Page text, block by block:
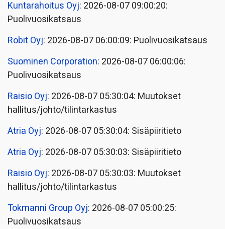
Kuntarahoitus Oyj: 2026-08-07 09:00:20:
Puolivuosikatsaus
Robit Oyj: 2026-08-07 06:00:09: Puolivuosikatsaus
Suominen Corporation: 2026-08-07 06:00:06:
Puolivuosikatsaus
Raisio Oyj: 2026-08-07 05:30:04: Muutokset
hallitus/johto/tilintarkastus
Atria Oyj: 2026-08-07 05:30:04: Sisäpiiritieto
Atria Oyj: 2026-08-07 05:30:03: Sisäpiiritieto
Raisio Oyj: 2026-08-07 05:30:03: Muutokset
hallitus/johto/tilintarkastus
Tokmanni Group Oyj: 2026-08-07 05:00:25:
Puolivuosikatsaus